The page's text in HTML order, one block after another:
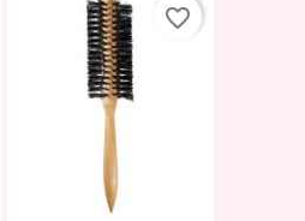
favorite_border